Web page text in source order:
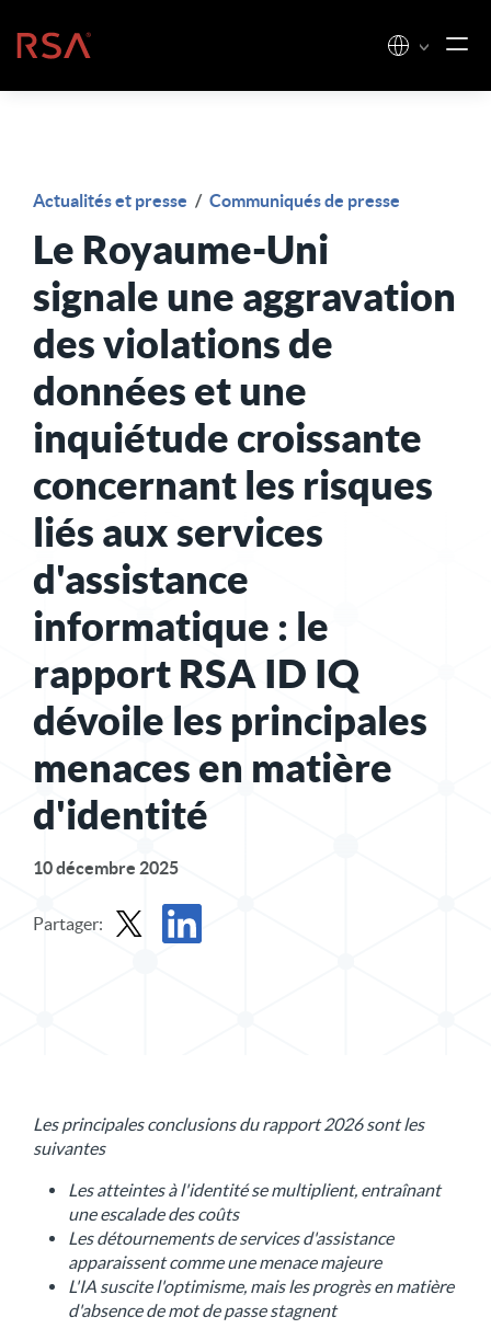
Accueil
Actualités et presse / Communiqués de presse
Le Royaume-Uni
signale une aggravation
des violations de
données et une
inquiétude croissante
concernant les risques
liés aux services
d'assistance
informatique : le
rapport RSA ID IQ
dévoile les principales
menaces en matière
d'identité
10 décembre 2025
Partager:
Les principales conclusions du rapport 2026 sont les
suivantes
Les atteintes à l'identité se multiplient, entraînant
une escalade des coûts
Les détournements de services d'assistance
apparaissent comme une menace majeure
L'IA suscite l'optimisme, mais les progrès en matière
d'absence de mot de passe stagnent